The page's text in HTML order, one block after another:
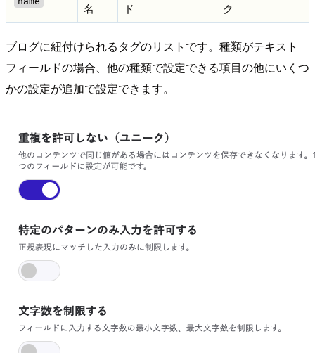
名
ド
ク
ブログに紐付けられるタグのリストです。種類がテキスト
フィールドの場合、他の種類で設定できる項目の他にいくつ
かの設定が追加で設定できます。